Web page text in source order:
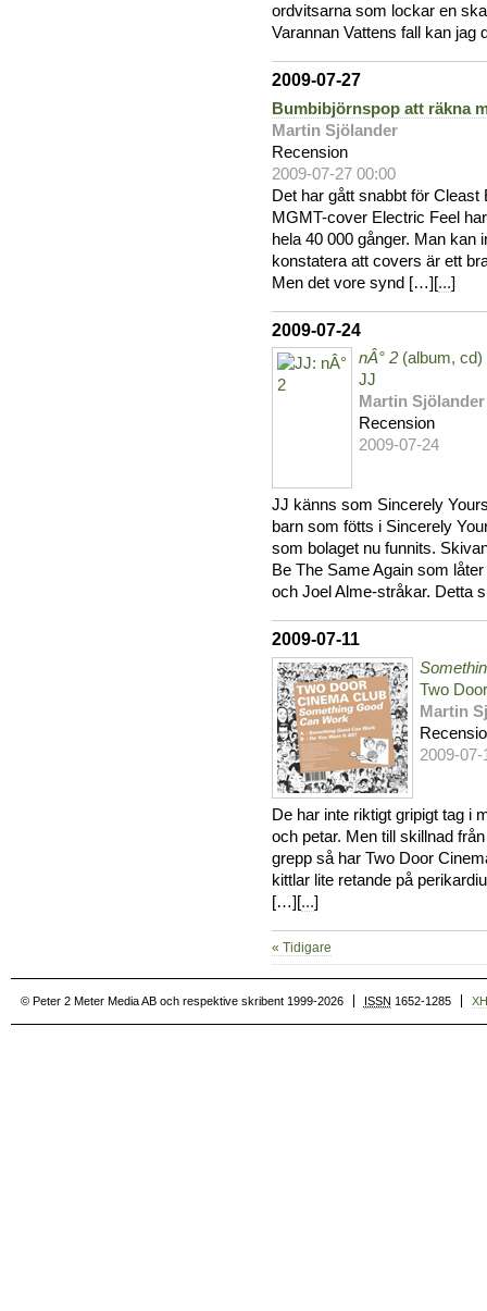
ordvitsarna som lockar en
Varannan Vattens fall kan
2009-07-27
Bumbibjörnspop att räkna
Martin Sjölander
Recension
2009-07-27 00:00
Det har gått snabbt för Cleast
MGMT-cover Electric Feel
hela 40 000 gånger. Man kan
konstatera att covers är ett
Men det vore synd […][...]
2009-07-24
nÂ° 2 (album, cd)
JJ
Martin Sjölander
Recension
2009-07-24
JJ känns som Sincerely
barn som fötts i Sincerely
som bolaget nu funnits.
Be The Same Again som
och Joel Alme-stråkar. Detta
2009-07-11
Two
Martin
2009-07-
De har inte riktigt gripigt tag i
och petar. Men till skillnad
grepp så har Two Door
kittlar lite retande på
[…][...]
« Tidigare
© Peter 2 Meter Media AB och respektive skribent 1999-2026 ISSN 1652-1285